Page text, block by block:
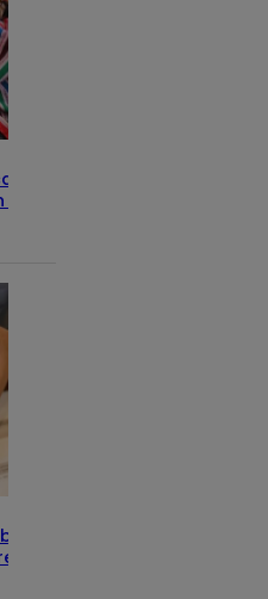
Sisfoh
pasar
en su